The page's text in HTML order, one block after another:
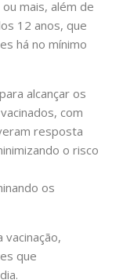
mais, além de
12 anos, que
há no mínimo
alcançar os
com
resposta
o risco
os
vacinação,
que